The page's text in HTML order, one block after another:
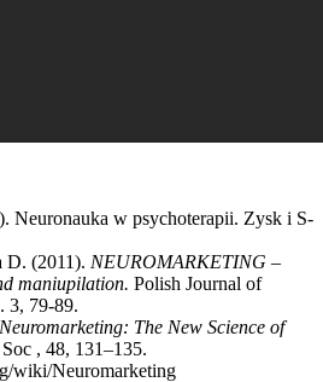
Neuronauka w psychoterapii. Zysk i S-
D. (2011). NEUROMARKETING –
maniupilation. Polish Journal of
3, 79-89.
Neuromarketing: The New Science of
Soc , 48, 131–135.
wiki/Neuromarketing